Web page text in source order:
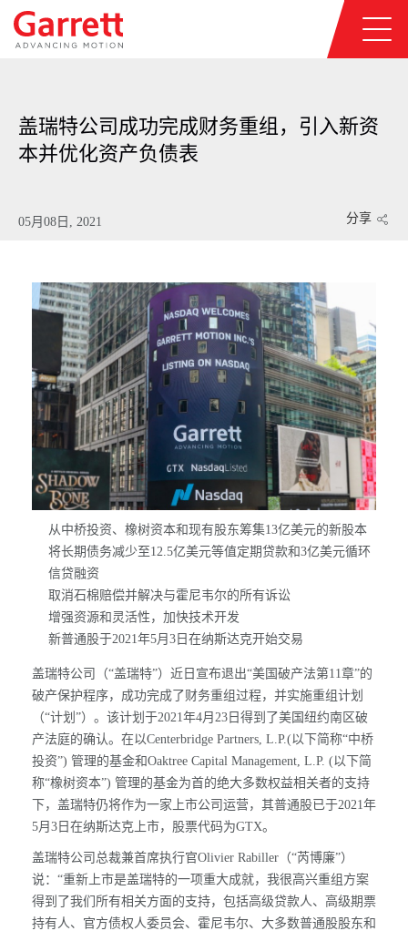
盖瑞特公司成功完成财务重组，引入新资
本并优化资产负债表
05月08日, 2021 分享
从中桥投资、橡树资本和现有股东筹集13亿美元的新股本
将长期债务减少至12.5亿美元等值定期贷款和3亿美元循环
信贷融资
取消石棉赔偿并解决与霍尼韦尔的所有诉讼
增强资源和灵活性，加快技术开发
新普通股于2021年5月3日在纳斯达克开始交易
盖瑞特公司（“盖瑞特”）近日宣布退出“美国破产法第11章”的
破产保护程序，成功完成了财务重组过程，并实施重组计划
（“计划”）。该计划于2021年4月23日得到了美国纽约南区破
产法庭的确认。在以Centerbridge Partners, L.P.(以下简称“中桥
投资”) 管理的基金和Oaktree Capital Management, L.P. (以下简
称“橡树资本”) 管理的基金为首的绝大多数权益相关者的支持
下，盖瑞特仍将作为一家上市公司运营，其普通股已于2021年
5月3日在纳斯达克上市，股票代码为GTX。
盖瑞特公司总裁兼首席执行官Olivier Rabiller（“芮博廉”）
说：“重新上市是盖瑞特的一项重大成就，我很高兴重组方案
得到了我们所有相关方面的支持，包括高级贷款人、高级期票
持有人、官方债权人委员会、霍尼韦尔、大多数普通股股东和